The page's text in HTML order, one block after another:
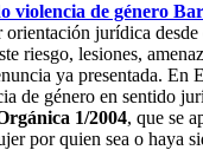
violencia de género
orientación jurídica
riesgo, lesiones,
ya presentada. En
de género en sentido
1/2004, que se
por quien sea o haya